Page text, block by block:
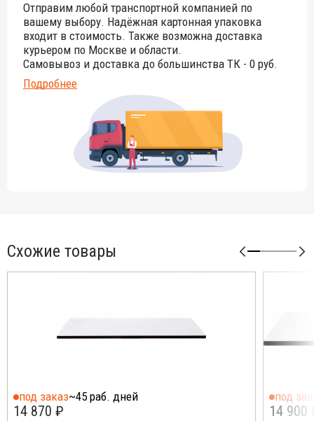
Отправим любой транспортной компанией по
вашему выбору. Надёжная картонная упаковка
входит в стоимость. Также возможна доставка
курьером по Москве и области.
Самовывоз и доставка до большинства ТК - 0 руб.
Подробнее
Схожие товары
под заказ~45 раб. дней
14 870 ₽
под
14 900